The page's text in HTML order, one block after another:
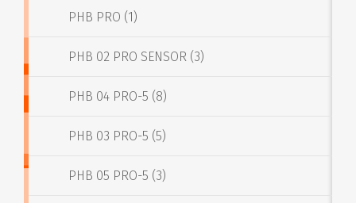
PHB PRO (1)
PHB 02 PRO SENSOR (3)
PHB 04 PRO-5 (8)
PHB 03 PRO-5 (5)
PHB 05 PRO-5 (3)